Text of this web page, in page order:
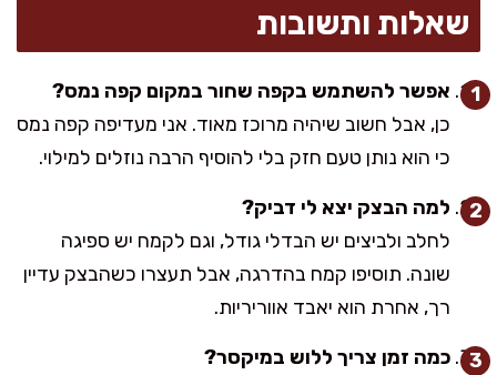
שאלות ותשובות
אפשר להשתמש בקפה שחור במקום קפה נמס?
כן, אבל חשוב שיהיה מרוכז מאוד. אני מעדיפה קפה נמס
כי הוא נותן טעם חזק בלי להוסיף הרבה נוזלים למילוי.
למה הבצק יצא לי דביק?
לחלב ולביצים יש הבדלי גודל, וגם לקמח יש ספיגה
שונה. תוסיפו קמח בהדרגה, אבל תעצרו כשהבצק עדיין
רך, אחרת הוא יאבד אווריריות.
כמה זמן צריך ללוש במיקסר?